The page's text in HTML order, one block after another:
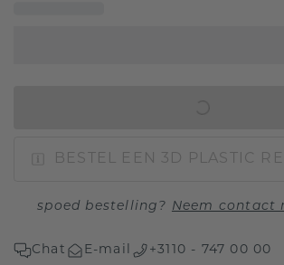
BESTEL EEN 3D PLASTIC
spoed bestelling? Neem contact
Chat E-mail +3110 - 747 00 00